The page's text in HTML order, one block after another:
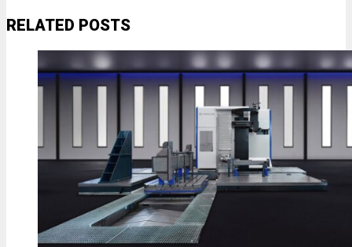
RELATED POSTS